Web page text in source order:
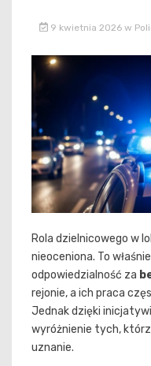
9 kwietnia 2026 w
Rola dzielnicowego w
nieoceniona. To
odpowiedzialność za
rejonie, a ich praca
Jednak dzięki
wyróżnienie tych,
uznanie.